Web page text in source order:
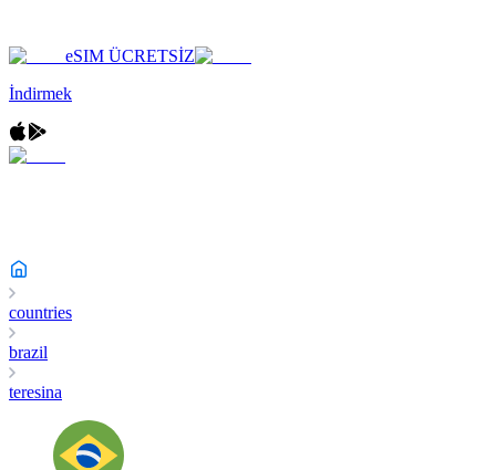
eSIM ÜCRETSİZ
İndirmek
countries
brazil
teresina